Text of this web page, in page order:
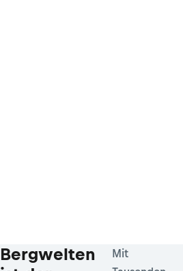
Bergwelten
Mit